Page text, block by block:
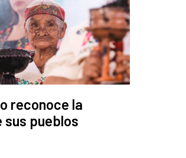
reconoce la
sus pueblos